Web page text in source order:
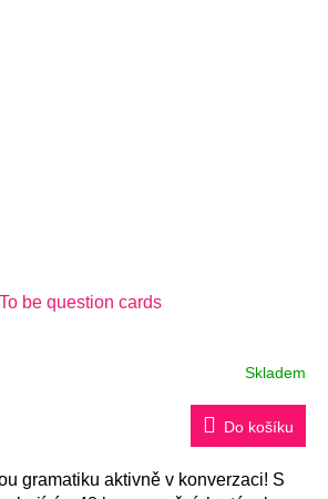
To be question cards
Skladem
Do košíku
gramatiku aktivně v konverzaci! S